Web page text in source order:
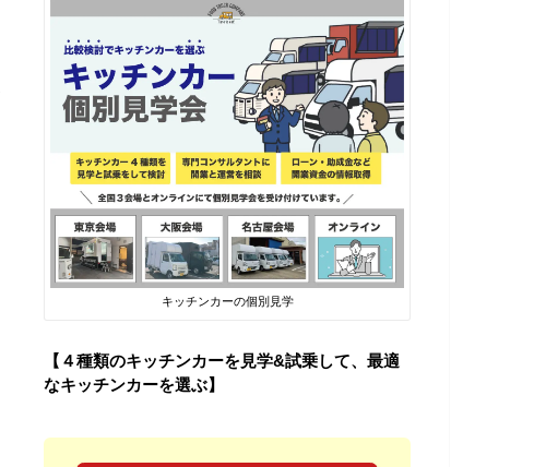
キッチンカーの個別見学
【４種類のキッチンカーを見学&試乗して、最適
なキッチンカーを選ぶ】